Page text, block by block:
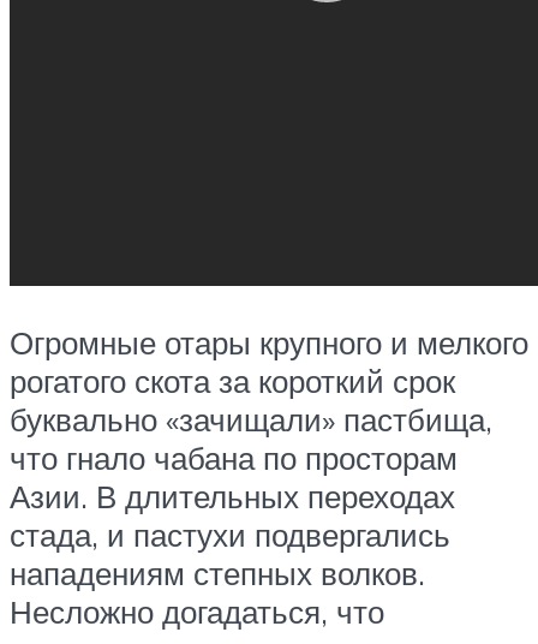
Огромные отары крупного и мелкого
рогатого скота за короткий срок
буквально «зачищали» пастбища,
что гнало чабана по просторам
Азии. В длительных переходах
стада, и пастухи подвергались
нападениям степных волков.
Несложно догадаться, что